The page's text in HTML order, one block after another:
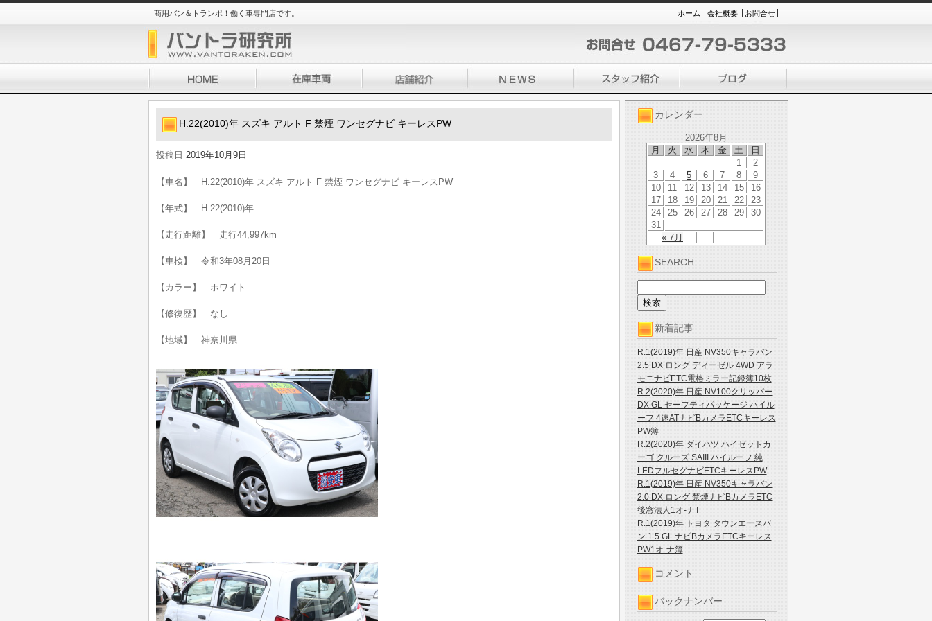
商用バン＆トランポ！働く車専門店です。 ホーム 会社概要 お問合せ
カレンダー
2026年8月
月
火 水 木 金 土 日
« 7月
1
2
3
4 5 6 7 8
9
10
11 12 13 14 15
16
17
18 19 20 21 22
23
24
25 26 27 28 29
30
31
SEARCH
新着記事
R.1(2019)年 日産 NV350キャラバン
2.5 DX ロング ディーゼル 4WD アラ
モニナビETC電格ミラー記録簿10枚
R.2(2020)年 日産 NV100クリッパー
DX GL セーフティパッケージ ハイル
ーフ 4速ATナビBカメラETCキーレス
PW簿
R.2(2020)年 ダイハツ ハイゼットカ
ーゴ クルーズ SAIII ハイルーフ 純
LEDフルセグナビETCキーレスPW
R.1(2019)年 日産 NV350キャラバン
2.0 DX ロング 禁煙ナビBカメラETC
後窓法人1オ-ナT
R.1(2019)年 トヨタ タウンエースバ
ン 1.5 GL ナビBカメラETCキーレス
PW1オ-ナ簿
コメント
バックナンバー
H.22(2010)年 スズキ アルト F 禁煙 ワンセグナビ キーレスPW
投稿日 2019年10月9日
【車名】 H.22(2010)年 スズキ アルト F 禁煙 ワンセグナビ キーレスPW
【年式】 H.22(2010)年
【走行距離】 走行44,997km
【車検】 令和3年08月20日
【カラー】 ホワイト
【修復歴】 なし
【地域】 神奈川県